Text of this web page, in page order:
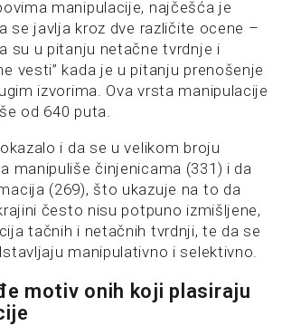
manipulacije, najčešća je
se javlja kroz dve različite ocene –
su u pitanju netačne tvrdnje i
vesti” kada je u pitanju prenošenje
izvorima. Ova vrsta manipulacije
od 640 puta.
i da se u velikom broju
manipuliše činjenicama (331) i da
(269), što ukazuje na to da
često nisu potpuno izmišljene,
tačnih i netačnih tvrdnji, te da se
manipulativno i selektivno.
motiv onih koji plasiraju